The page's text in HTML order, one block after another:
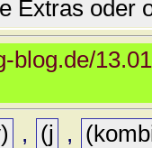
Extras oder
blog.de/
, (j ,